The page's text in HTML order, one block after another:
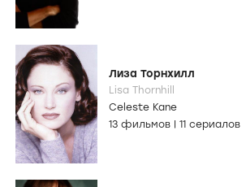
Лиза Торнхилл
Lisa Thornhill
Celeste Kane
13 фильмов
11 сериалов